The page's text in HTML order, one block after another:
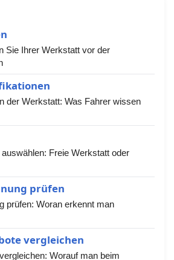
Sie Ihrer Werkstatt vor der
der Werkstatt: Was Fahrer wissen
Freie Werkstatt oder
prüfen
prüfen: Woran erkennt man
vergleichen
Worauf man beim